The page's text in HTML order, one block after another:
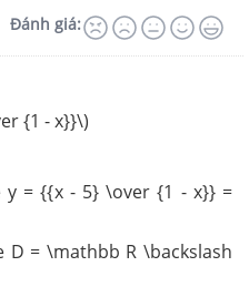
Đánh giá:
{1 - x}}\)
= {{x - 5} \over {1 - x}} =
D = \mathbb R \backslash